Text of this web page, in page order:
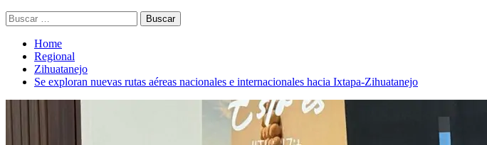
Buscar:
Home
Regional
Zihuatanejo
Se exploran nuevas rutas aéreas nacionales e internacionales hacia Ixtapa-Zihuatanejo